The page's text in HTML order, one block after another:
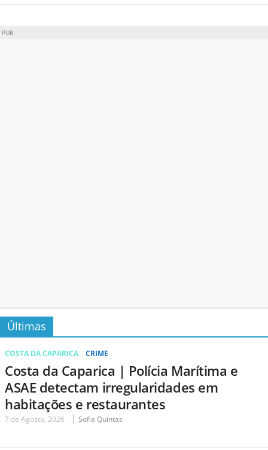
PUB
Últimas
COSTA DA CAPARICA CRIME
Costa da Caparica | Polícia Marítima e
ASAE detectam irregularidades em
habitações e restaurantes
7 de Agosto, 2026 Sofia Quintas